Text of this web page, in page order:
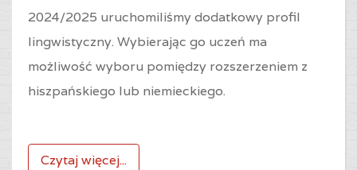
2024/2025 uruchomiliśmy dodatkowy profil
lingwistyczny. Wybierając go uczeń ma
możliwość wyboru pomiędzy rozszerzeniem z
hiszpańskiego lub niemieckiego.
Czytaj więcej...